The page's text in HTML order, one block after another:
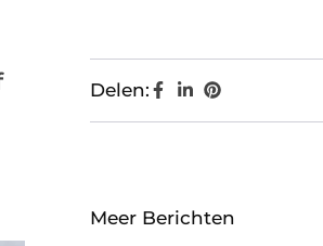
Delen:
Meer Berichten